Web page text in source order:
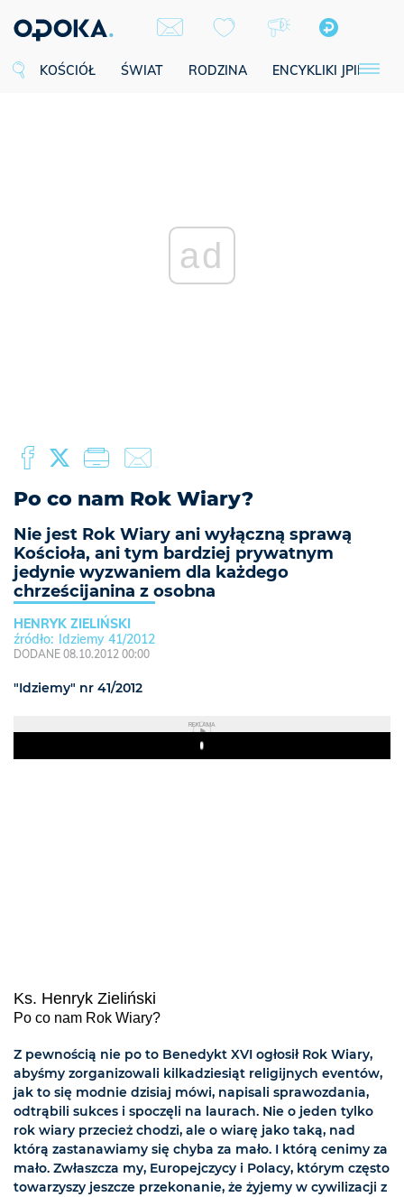
KOŚCIÓŁ ŚWIAT RODZINA ENCYKLIKI JPII
ad
Po co nam Rok Wiary?
Nie jest Rok Wiary ani wyłączną sprawą
Kościoła, ani tym bardziej prywatnym
jedynie wyzwaniem dla każdego
chrześcijanina z osobna
HENRYK ZIELIŃSKI
Idziemy 41/2012
DODANE 08.10.2012 00:00
"Idziemy" nr 41/2012
REKLAMA
Play
Ks. Henryk Zieliński
Po co nam Rok Wiary?
Z pewnością nie po to Benedykt XVI ogłosił Rok Wiary,
abyśmy zorganizowali kilkadziesiąt religijnych eventów,
jak to się modnie dzisiaj mówi, napisali sprawozdania,
odtrąbili sukces i spoczęli na laurach. Nie o jeden tylko
rok wiary przecież chodzi, ale o wiarę jako taką, nad
którą zastanawiamy się chyba za mało. I którą cenimy za
mało. Zwłaszcza my, Europejczycy i Polacy, którym często
towarzyszy jeszcze przekonanie, że żyjemy w cywilizacji z